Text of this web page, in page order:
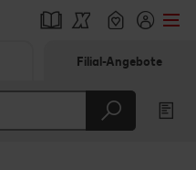
Filial-Angebote